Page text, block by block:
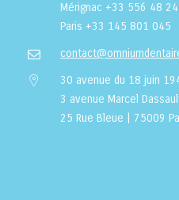
Mérignac +33 556 48
Paris +33 145 801 045
30 avenue du 18 juin
3 avenue Marcel
25 Rue Bleue | 75009